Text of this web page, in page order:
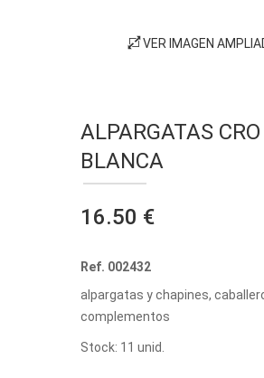
VER IMAGEN
ALPARGATAS CRO
BLANCA
16.50 €
Ref. 002432
alpargatas y chapines,
complementos
Stock: 11 unid.